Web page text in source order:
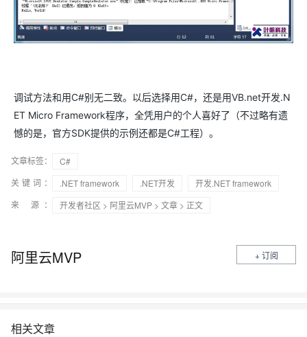
调试方法和用C#别无二致。以后选择用C#，还是用VB.net开发.N
ET Micro Framework程序，全凭用户的个人喜好了（不过略有遗
憾的是，官方SDK提供的示例还都是C#工程）。
文章标签：
C#
关键词：
.NET framework .NET开发
开发.NET framework
来 源：
开发者社区 > 阿里云MVP > 文章 > 正文
阿里云MVP + 订阅
相关文章